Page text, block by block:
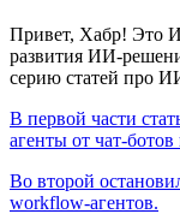
Привет, Хабр! Это
развития ИИ-
серию статей про
В первой части
агенты от чат-ботов
Во второй
workflow-агентов.